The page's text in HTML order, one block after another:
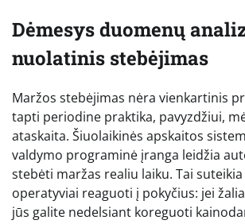
Dėmesys duomenų
nuolatinis stebėjimas
Maržos stebėjimas nėra vienkartinis
tapti periodine praktika, pavyzdžiui,
ataskaita. Šiuolaikinės apskaitos
valdymo programinė įranga leidžia
stebėti maržas realiu laiku. Tai
operatyviai reaguoti į pokyčius: jei
jūs galite nedelsiant koreguoti